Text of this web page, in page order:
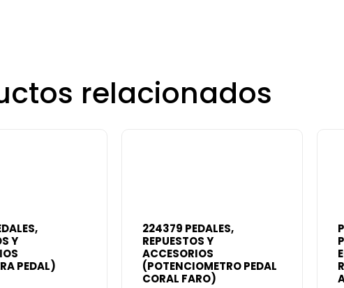
relacionados
Y
PEDAL)
224379 PEDALES,
REPUESTOS Y
ACCESORIOS
(POTENCIOMETRO PEDAL
CORAL FARO)